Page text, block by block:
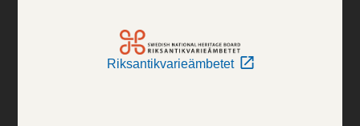
Riksantikvarieämbetet